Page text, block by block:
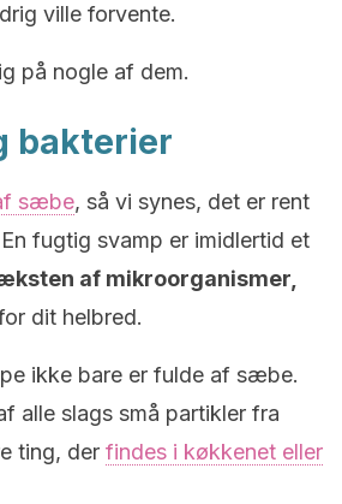
ville forvente.
på nogle af dem.
bakterier
sæbe, så vi synes, det er rent
fugtig svamp er imidlertid et
af ​​mikroorganismer,
dit helbred.
ikke bare er fulde af sæbe.
alle slags små partikler fra
ting, der findes i køkkenet eller